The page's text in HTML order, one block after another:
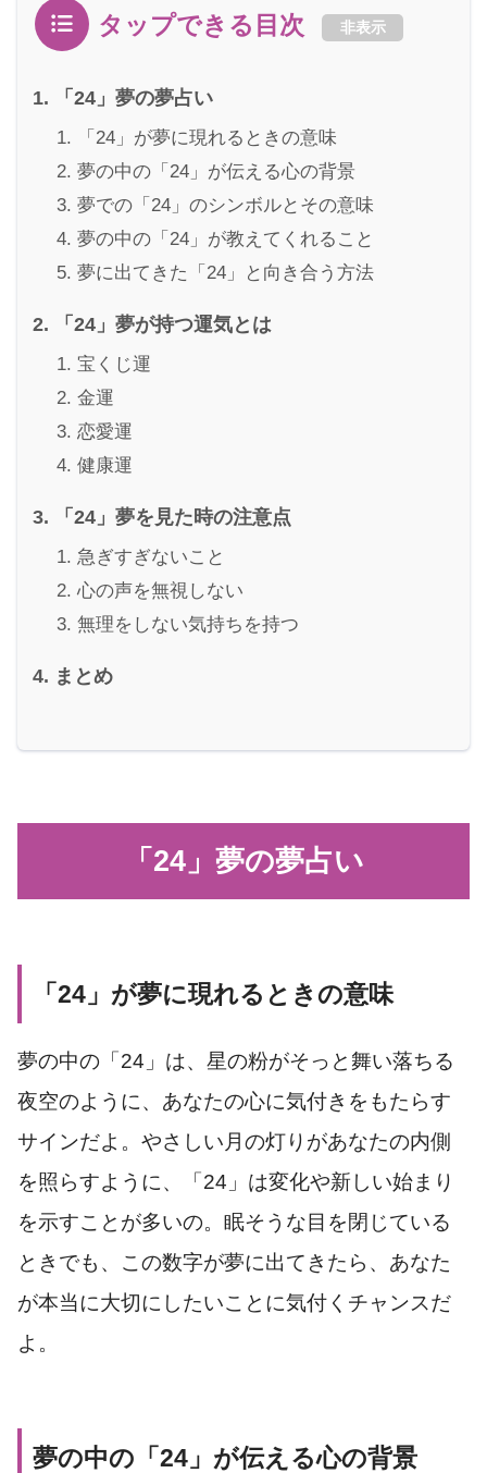
タップできる目次 非表示
「24」夢の夢占い
「24」が夢に現れるときの意味
夢の中の「24」が伝える心の背景
夢での「24」のシンボルとその意味
夢の中の「24」が教えてくれること
夢に出てきた「24」と向き合う方法
「24」夢が持つ運気とは
宝くじ運
金運
恋愛運
健康運
「24」夢を見た時の注意点
急ぎすぎないこと
心の声を無視しない
無理をしない気持ちを持つ
まとめ
「24」夢の夢占い
「24」が夢に現れるときの意味
夢の中の「24」は、星の粉がそっと舞い落ちる
夜空のように、あなたの心に気付きをもたらす
サインだよ。やさしい月の灯りがあなたの内側
を照らすように、「24」は変化や新しい始まり
を示すことが多いの。眠そうな目を閉じている
ときでも、この数字が夢に出てきたら、あなた
が本当に大切にしたいことに気付くチャンスだ
よ。
夢の中の「24」が伝える心の背景